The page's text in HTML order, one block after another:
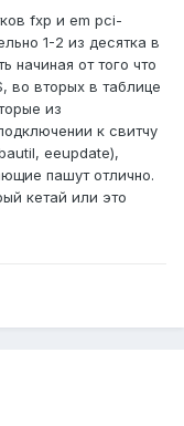
fxp и em pci-
1-2 из десятка в
начиная от того что
во вторых в таблице
из
к свитчу
eeupdate),
пашут отлично.
кетай или это